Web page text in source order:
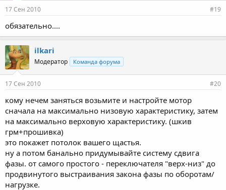
17 Сен 2010 #19
обязательно....
ilkari
Модератор Команда форума
17 Сен 2010 #20
кому нечем заняться возьмите и настройте мотор
сначала на максимально низовую характеристику, затем
на максимально верховую характеристику. (шкив
грм+прошивка)
это покажет потолок вашего щастья.
ну а потом банально придумывайте систему сдвига
фазы. от самого простого - переключателя "верх-низ" до
продвинутого выстраивания закона фазы по оборотам/
нагрузке.